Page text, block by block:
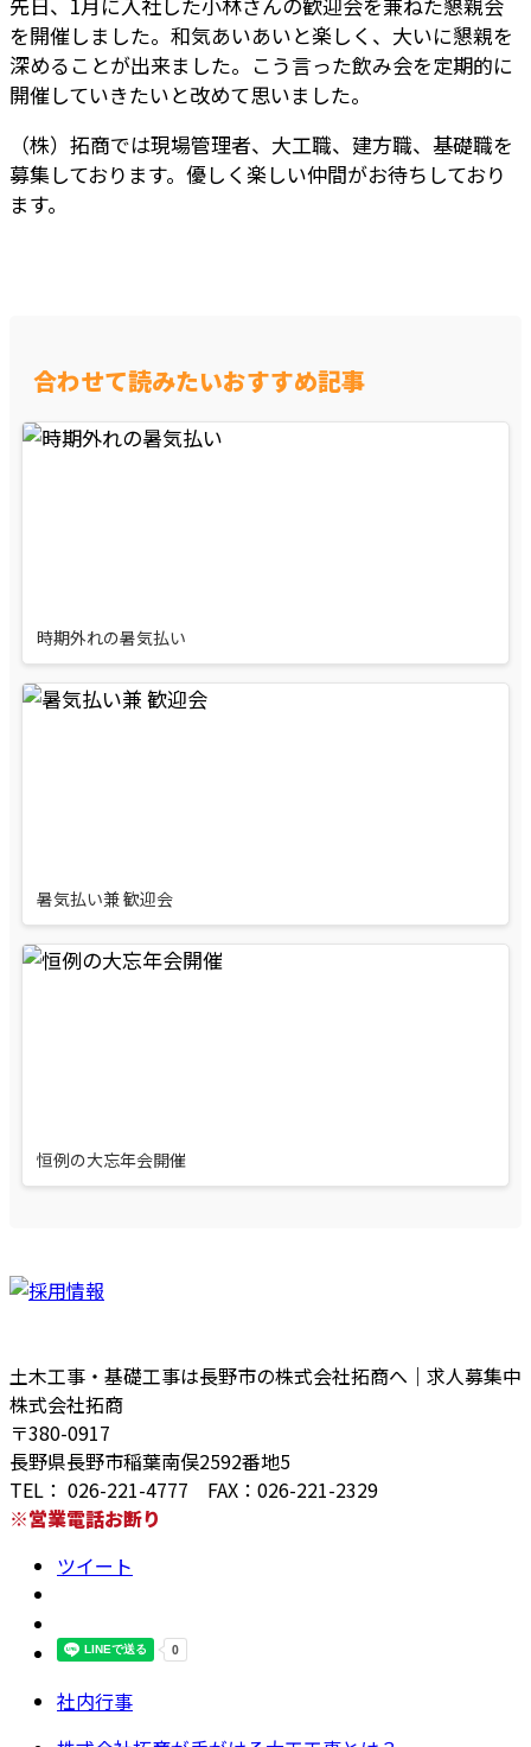
を開催しました。和気あいあいと楽しく、大いに懇親を
深めることが出来ました。こう言った飲み会を定期的に
開催していきたいと改めて思いました。
（株）拓商では現場管理者、大工職、建方職、基礎職を
募集しております。優しく楽しい仲間がお待ちしており
ます。
合わせて読みたいおすすめ記事
時期外れの暑気払い
暑気払い兼 歓迎会
恒例の大忘年会開催
土木工事・基礎工事は長野市の株式会社拓商へ｜求人募集中
株式会社拓商
〒380-0917
長野県長野市稲葉南俣2592番地5
TEL： 026-221-4777 FAX：026-221-2329
※営業電話お断り
ツイート
社内行事